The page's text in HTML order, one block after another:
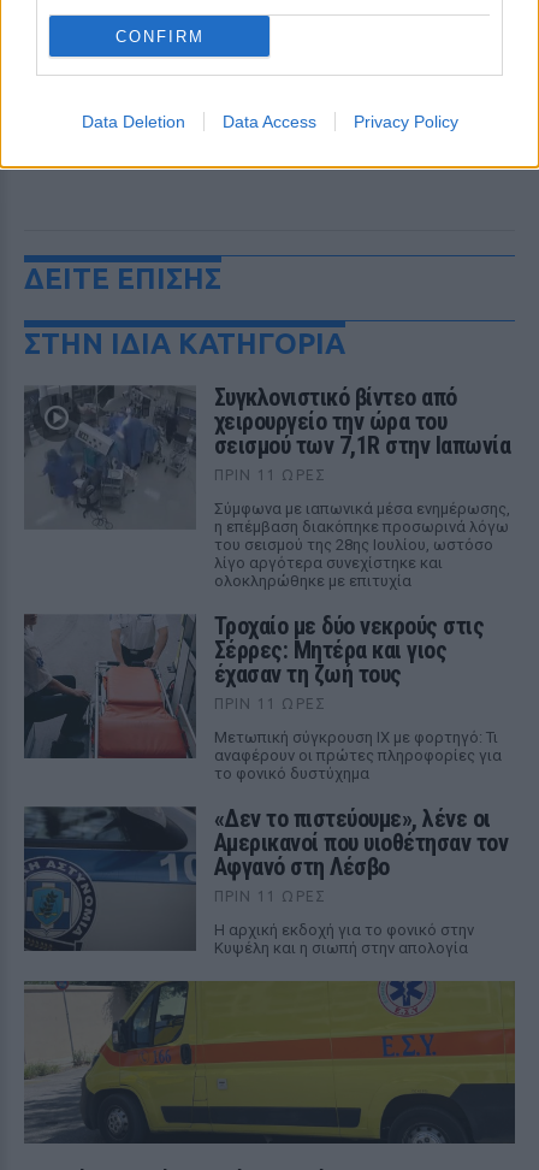
CONFIRM
Data Deletion Data Access Privacy Policy
ΔΕΙΤΕ ΕΠΙΣΗΣ
ΣΤΗΝ ΙΔΙΑ ΚΑΤΗΓΟΡΙΑ
Συγκλονιστικό βίντεο από
χειρουργείο την ώρα του
σεισμού των 7,1R στην Ιαπωνία
ΠΡΙΝ 11 ΏΡΕΣ
Σύμφωνα με ιαπωνικά μέσα ενημέρωσης,
η επέμβαση διακόπηκε προσωρινά λόγω
του σεισμού της 28ης Ιουλίου, ωστόσο
λίγο αργότερα συνεχίστηκε και
ολοκληρώθηκε με επιτυχία
Τροχαίο με δύο νεκρούς στις
Σέρρες: Μητέρα και γιος
έχασαν τη ζωή τους
ΠΡΙΝ 11 ΏΡΕΣ
Μετωπική σύγκρουση ΙΧ με φορτηγό: Τι
αναφέρουν οι πρώτες πληροφορίες για
το φονικό δυστύχημα
«Δεν το πιστεύουμε», λένε οι
Αμερικανοί που υιοθέτησαν τον
Αφγανό στη Λέσβο
ΠΡΙΝ 11 ΏΡΕΣ
Η αρχική εκδοχή για το φονικό στην
Κυψέλη και η σιωπή στην απολογία